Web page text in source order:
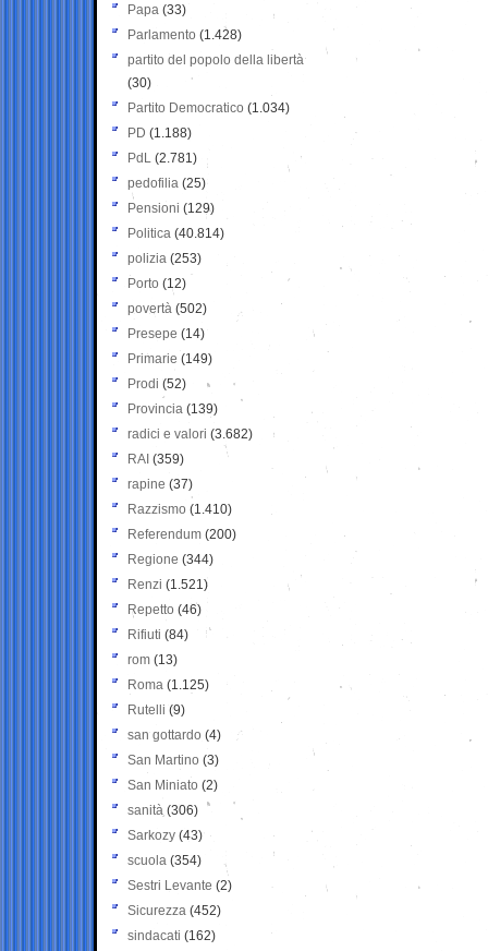
Papa (33)
Parlamento (1.428)
partito del popolo della libertà
(30)
Partito Democratico (1.034)
PD (1.188)
PdL (2.781)
pedofilia (25)
Pensioni (129)
Politica (40.814)
polizia (253)
Porto (12)
povertà (502)
Presepe (14)
Primarie (149)
Prodi (52)
Provincia (139)
radici e valori (3.682)
RAI (359)
rapine (37)
Razzismo (1.410)
Referendum (200)
Regione (344)
Renzi (1.521)
Repetto (46)
Rifiuti (84)
rom (13)
Roma (1.125)
Rutelli (9)
san gottardo (4)
San Martino (3)
San Miniato (2)
sanità (306)
Sarkozy (43)
scuola (354)
Sestri Levante (2)
Sicurezza (452)
sindacati (162)